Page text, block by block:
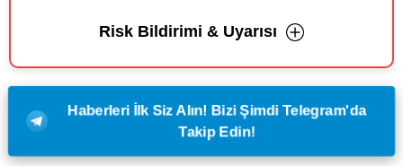
Risk Bildirimi & Uyarısı
Haberleri İlk Siz Alın! Bizi Şimdi Telegram'da
Takip Edin!